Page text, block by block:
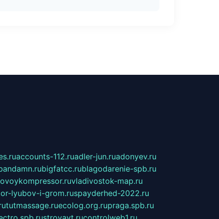
accounts-112.ruadler-jun.ruadonyev.ru
bigfatcc.rublagodarenie-spb.ru
vladivostok-map.ru
lyubov-i-grom.ruspayderhed-2022.ru
tutmassage.ruecolog.org.rupraga.spb.ru